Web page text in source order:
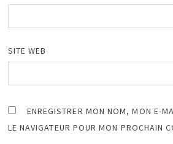
SITE WEB
ENREGISTRER MON NOM, MON E-
LE NAVIGATEUR POUR MON PROCHAIN